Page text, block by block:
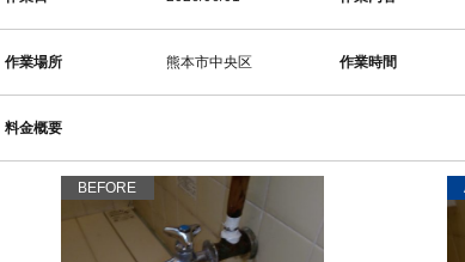
作業場所 熊本市中央区 作業時間
料金概要
BEFORE